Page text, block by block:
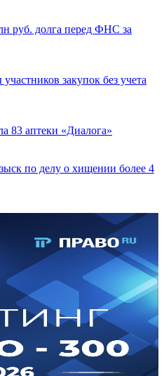
руб. долга перед ФНС за
закупок без учета
83 аптеки «Диалога»
по делу о хищении более 4